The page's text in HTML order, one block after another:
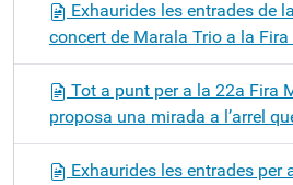
Exhaurides les entrades de
concert de Marala Trio a la
Tot a punt per a la 22a Fira
proposa una mirada a l’arrel
Exhaurides les entrades per